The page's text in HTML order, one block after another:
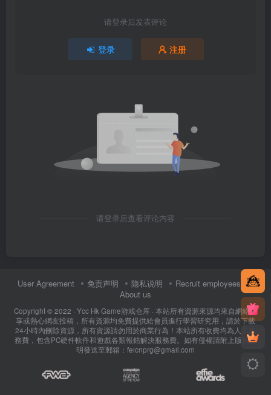
请登录后发表评论
登录 注册
请登录后查看评论内容
User Agreement 免责声明 隐私说明
Recruit employees
About us
Copyright © 2022 · Ycc Hk Game游戏仓库 · 本站所有資源來源均來自網絡分
享或熱心網友投稿，所有資源均免費提供給會員進行學習研究用，請於下載
24小時內刪除資源，所有資源請勿用於商業行為！本站所有收費均為人工服
務費，包含PC硬件軟件和遊戲各類報錯解決服務費。如有侵權請附上版權證
明發送至郵箱：feicnprg@gmail.com